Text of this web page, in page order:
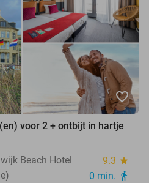
favorite_border
voor 2 + ontbijt in hartje
Beach Hotel
9.3 star
0 min. directions_walk